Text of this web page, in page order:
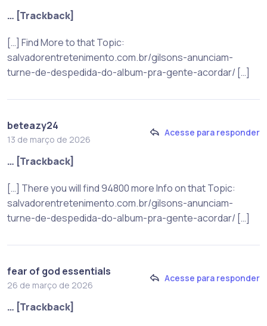
… [Trackback]
[…] Find More to that Topic:
salvadorentretenimento.com.br/gilsons-anunciam-
turne-de-despedida-do-album-pra-gente-acordar/ […]
beteazy24
13 de março de 2026
Acesse para responder
… [Trackback]
[…] There you will find 94800 more Info on that Topic:
salvadorentretenimento.com.br/gilsons-anunciam-
turne-de-despedida-do-album-pra-gente-acordar/ […]
fear of god essentials
26 de março de 2026
Acesse para responder
… [Trackback]